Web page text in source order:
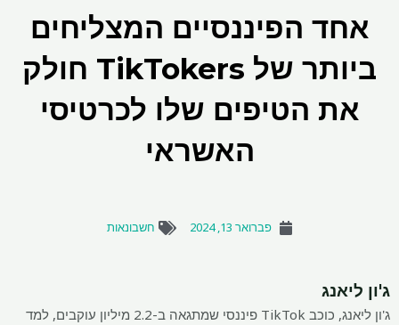
אחד הפיננסיים המצליחים
ביותר של TikTokers חולק
את הטיפים שלו לכרטיסי
האשראי
פברואר 13, 2024 חשבונאות
ג'ון ליאנג
ג'ון ליאנג, כוכב TikTok פיננסי שמתגאה ב-2.2 מיליון עוקבים, למד